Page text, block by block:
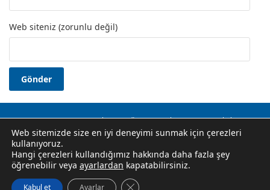
Web siteniz (zorunlu değil)
Okuma Yazma Kursu Usta Öğretici Hakkında
İletişim
Gizlilik Politikası
Halk Eğitim Merkezi Kursları, E-Yaygın Kurs Başvuruları, Hem
Halk Eğitim Merkezleri İletişim Bilgileri, Ustalık, Usta Öğretici
Web sitemizde size en iyi deneyimi sunmak için çerezleri
kullanıyoruz.
Hangi çerezleri kullandığımız hakkında daha fazla şey
öğrenebilir veya ayarlardan kapatabilirsiniz.
Kabul et Ayarlar GDPR çerez şeridini kapat